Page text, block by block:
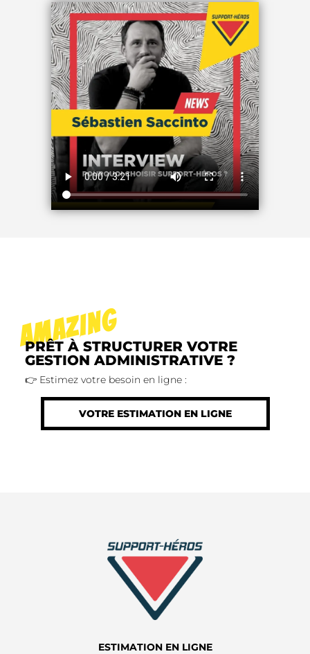
PRÊT À STRUCTURER VOTRE
GESTION ADMINISTRATIVE ?
AMAZING
👉 Estimez votre besoin en ligne :
VOTRE ESTIMATION EN LIGNE
ESTIMATION EN LIGNE